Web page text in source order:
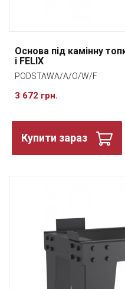
Основа під камінну
і FELIX
PODSTAWA/A/O/W/F
3 672 грн.
Купити зараз